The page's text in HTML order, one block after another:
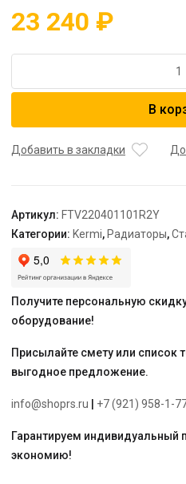
23 240 ₽
Радиатор,
100*400*1100,
RAL
9016
(белый),
Kermi
В
Добавить в закладки
Артикул: FTV220401101R2Y
Категории: Kermi, Радиаторы,
Получите персональную
оборудование!
Присылайте смету или список
выгодное предложение.
info@shoprs.ru +7 (921) 958-1-
Гарантируем индивидуальный
экономию!